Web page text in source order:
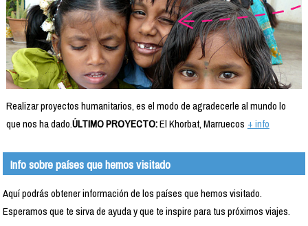
Realizar proyectos humanitarios, es el modo de agradecerle al mundo lo
que nos ha dado.ÚLTIMO PROYECTO:El Khorbat, Marruecos + info
Info sobre países que hemos visitado
Aquí podrás obtener información de los países que hemos visitado.
Esperamos que te sirva de ayuda y que te inspire para tus próximos viajes.